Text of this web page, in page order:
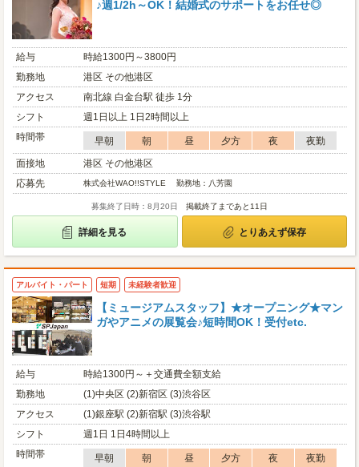
♪週1/2h～OK！結婚式のサポートをお任せ◎
給与
時給1300円～3800円
勤務地
港区 その他港区
アクセス
南北線 白金台駅 徒歩 1分
シフト
週1日以上 1日2時間以上
時間帯
早朝 朝 昼 夕方 夜
夜勤
面接地
港区 その他港区
応募先
株式会社WAO!!STYLE 勤務地：八芳園
募集終了日時：8月20日 掲載終了まであと11日
詳細を見る とりあえず保存
アルバイト・パート 短期 未経験者歓迎
【ミュージアムスタッフ】★オープニング★マン
ガやアニメの展覧会♪短時間OK！受付etc.
給与
時給1300円～＋交通費全額支給
勤務地
(1)中央区 (2)新宿区 (3)渋谷区
アクセス
(1)銀座駅 (2)新宿駅 (3)渋谷駅
シフト
週1日 1日4時間以上
時間帯
早朝 朝 昼 夕方 夜
夜勤